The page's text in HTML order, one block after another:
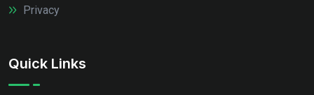
Privacy
Quick Links